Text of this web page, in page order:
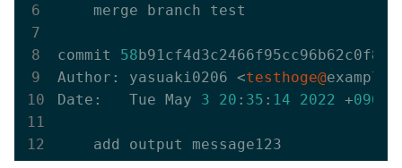
    merge branch test
commit 58
Author: yasuaki0206 <testhoge@
Date:   Tue May 3 20 : 35 : 14 2022 +0900